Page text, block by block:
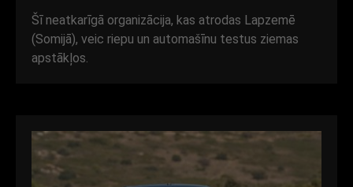
Šī neatkarīgā organizācija, kas atrodas Lapzemē
(Somijā), veic riepu un automašīnu testus ziemas
apstākļos.